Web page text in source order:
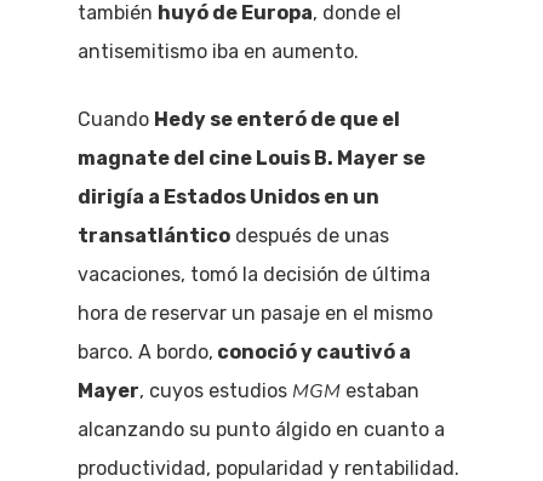
también huyó de Europa, donde el
antisemitismo iba en aumento.
Cuando Hedy se enteró de que el
magnate del cine Louis B. Mayer se
dirigía a Estados Unidos en un
transatlántico después de unas
vacaciones, tomó la decisión de última
hora de reservar un pasaje en el mismo
barco. A bordo, conoció y cautivó a
Mayer, cuyos estudios MGM estaban
alcanzando su punto álgido en cuanto a
productividad, popularidad y rentabilidad.